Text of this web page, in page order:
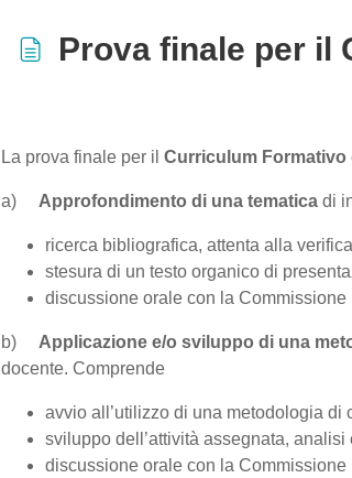
Prova finale per il
La prova finale per il Curriculum Formativo
a) Approfondimento di una tematica di
ricerca bibliografica, attenta alla
stesura di un testo organico di
discussione orale con la
b) Applicazione e/o sviluppo di una
docente. Comprende
avvio all’utilizzo di una metodologia
sviluppo dell’attività assegnata,
discussione orale con la